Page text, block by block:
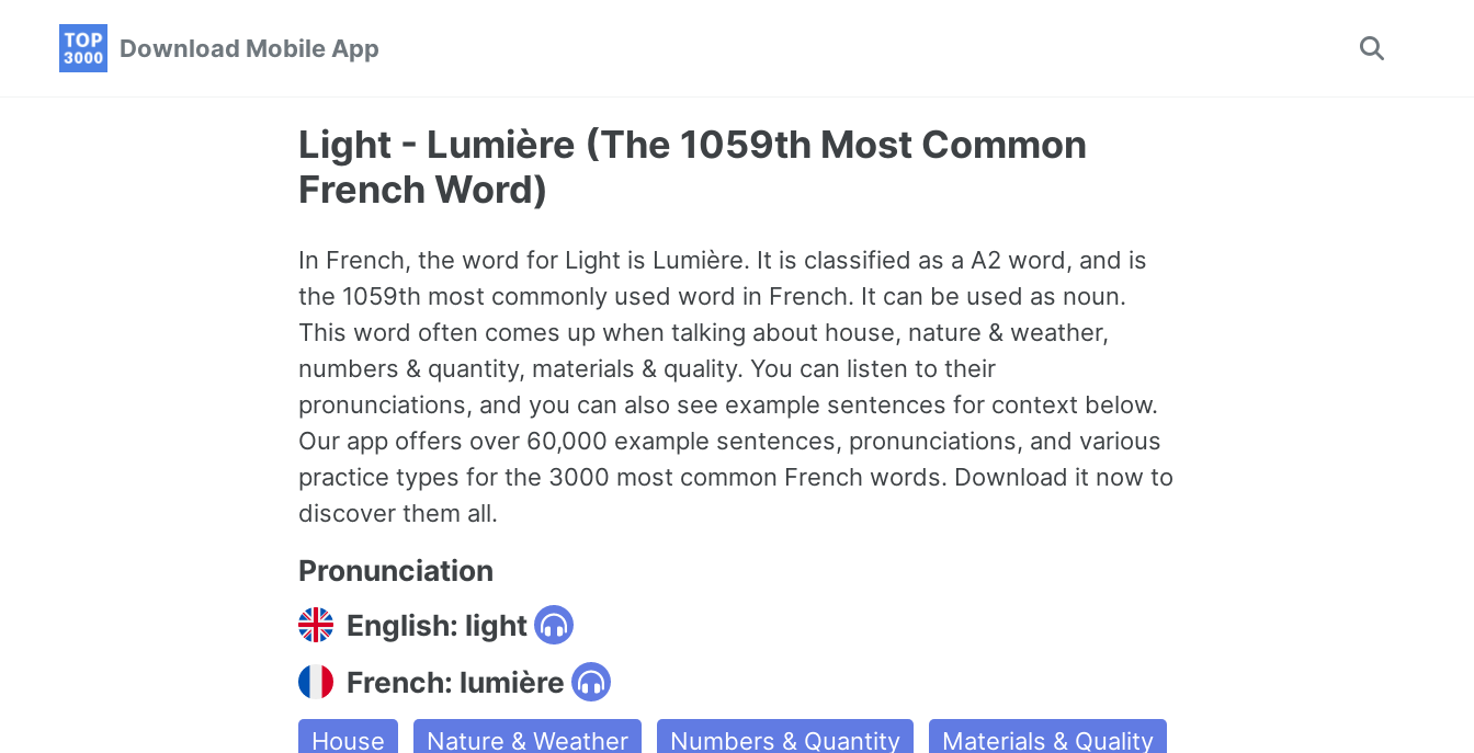
Download Mobile App
Toggle
Light - Lumière (The 1059th Most Common
French Word)
In French, the word for Light is Lumière. It is classified as a A2 word, and is
the 1059th most commonly used word in French. It can be used as noun.
This word often comes up when talking about house, nature & weather,
numbers & quantity, materials & quality. You can listen to their
pronunciations, and you can also see example sentences for context below.
Our app offers over 60,000 example sentences, pronunciations, and various
practice types for the 3000 most common French words. Download it now to
discover them all.
Pronunciation
English: light
French: lumière
House Nature & Weather Numbers & Quantity
Materials & Quality